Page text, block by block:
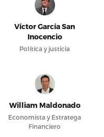
Víctor García San
Inocencio
Política y justicia
William Maldonado
Economista y Estratega
Financiero